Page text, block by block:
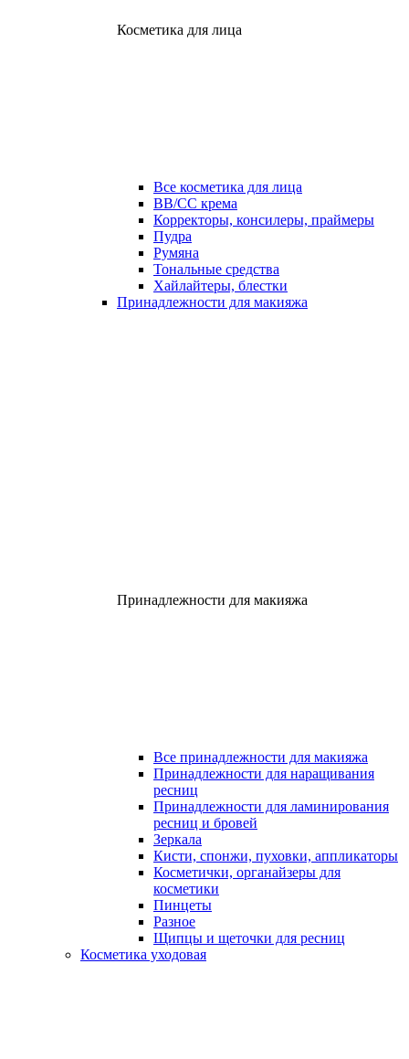
Косметика для лица
Все косметика для лица
ВВ/СС крема
Корректоры, консилеры, праймеры
Пудра
Румяна
Тональные средства
Хайлайтеры, блестки
Принадлежности для макияжа
Принадлежности для макияжа
Все принадлежности для макияжа
Принадлежности для наращивания
ресниц
Принадлежности для ламинирования
ресниц и бровей
Зеркала
Кисти, спонжи, пуховки, аппликаторы
Косметички, органайзеры для
косметики
Пинцеты
Разное
Щипцы и щеточки для ресниц
Косметика уходовая